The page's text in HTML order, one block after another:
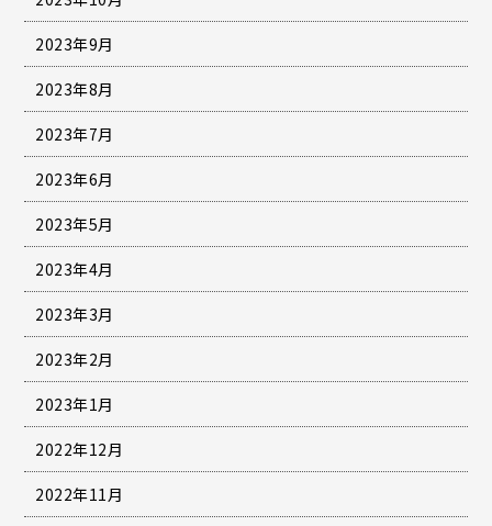
2023年9月
2023年8月
2023年7月
2023年6月
2023年5月
2023年4月
2023年3月
2023年2月
2023年1月
2022年12月
2022年11月